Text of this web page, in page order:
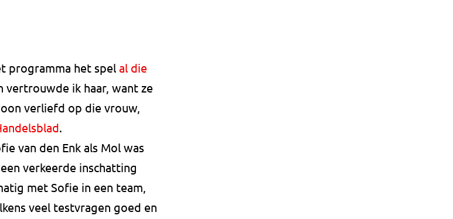
programma het spel al die
vertrouwde ik haar, want ze
verliefd op die vrouw,
.
van den Enk als Mol was
verkeerde inschatting
met Sofie in een team,
veel testvragen goed en